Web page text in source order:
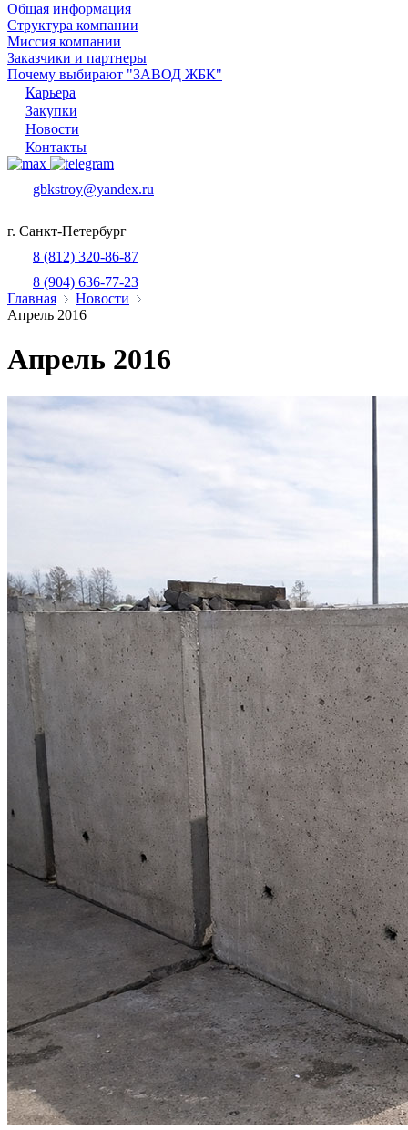
Общая информация
Структура компании
Миссия компании
Заказчики и партнеры
Почему выбирают "ЗАВОД ЖБК"
Карьера
Закупки
Новости
Контакты
gbkstroy@yandex.ru
г. Санкт-Петербург
8 (812) 320-86-87
8 (904) 636-77-23
Главная
Новости
Апрель 2016
Апрель 2016